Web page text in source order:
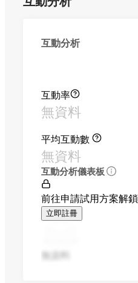
互動分析
互動率
無資料
平均互動數
無資料
互動分析儀表板
前往申請試用方案解鎖
立即註冊
無資料